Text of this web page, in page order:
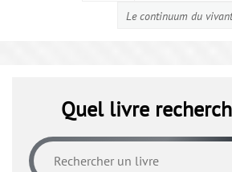
Le continuum du vivant
Quel livre